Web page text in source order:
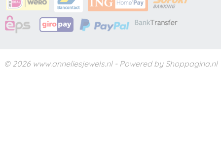
© 2026 www.anneliesjewels.nl - Powered by Shoppagina.nl